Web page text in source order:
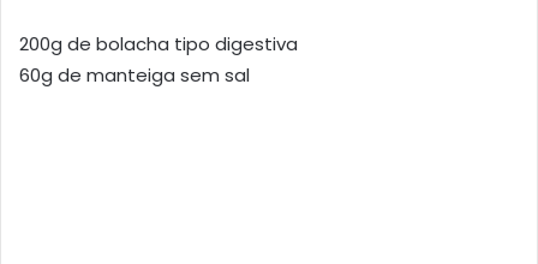
200g de bolacha tipo digestiva
60g de manteiga sem sal